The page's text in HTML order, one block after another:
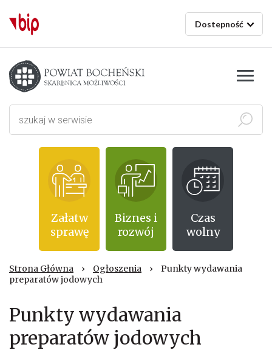
Dostepność
Starostwo powiatowe w Bochni
Szukaj
Załatw
sprawę
Biznes i
rozwój
Czas
wolny
Strona Główna › Ogłoszenia ›
Punkty wydawania
preparatów jodowych
Punkty wydawania
preparatów jodowych